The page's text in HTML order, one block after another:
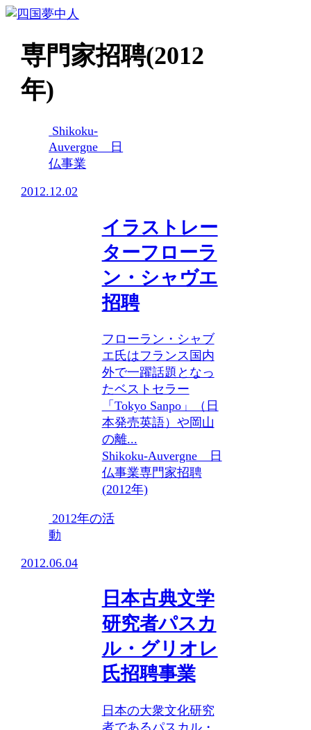
専門家招聘(2012
年)
Shikoku-
Auvergne 日
仏事業
2012.12.02
イラストレー
ターフローラ
ン・シャヴエ
招聘
フローラン・シャブ
エ氏はフランス国内
外で一躍話題となっ
たベストセラー
「Tokyo Sanpo」（日
本発売英語）や岡山
の離...
Shikoku-Auvergne 日
仏事業専門家招聘
(2012年)
2012年の活
動
2012.06.04
日本古典文学
研究者パスカ
ル・グリオレ
氏招聘事業
日本の大衆文化研究
者であるパスカル・